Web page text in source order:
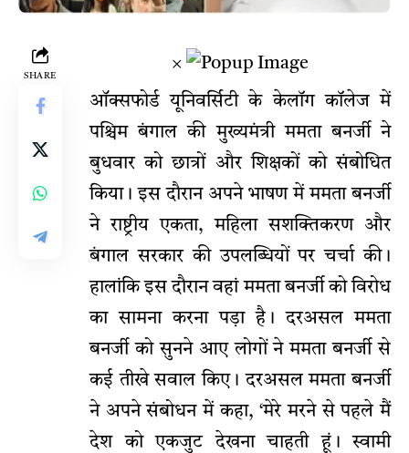
SHARE
×
ऑक्सफोर्ड यूनिवर्सिटी के केलॉग कॉलेज में
पश्चिम बंगाल की मुख्यमंत्री ममता बनर्जी ने
बुधवार को छात्रों और शिक्षकों को संबोधित
किया। इस दौरान अपने भाषण में ममता बनर्जी
ने राष्ट्रीय एकता, महिला सशक्तिकरण और
बंगाल सरकार की उपलब्धियों पर चर्चा की।
हालांकि इस दौरान वहां ममता बनर्जी को विरोध
का सामना करना पड़ा है। दरअसल ममता
बनर्जी को सुनने आए लोगों ने ममता बनर्जी से
कई तीखे सवाल किए। दरअसल ममता बनर्जी
ने अपने संबोधन में कहा, ‘मेरे मरने से पहले मैं
देश को एकजुट देखना चाहती हूं। स्वामी